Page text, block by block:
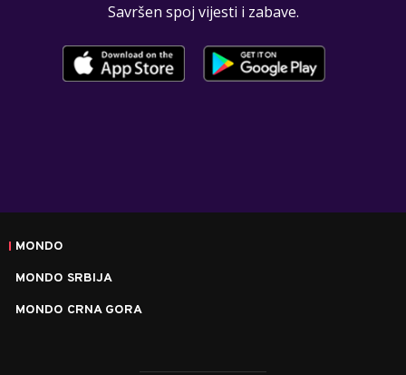
Savršen spoj vijesti i zabave.
MONDO
MONDO SRBIJA
MONDO CRNA GORA